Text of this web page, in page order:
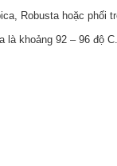
Robusta hoặc phối
là khoảng 92 – 96 độ C.